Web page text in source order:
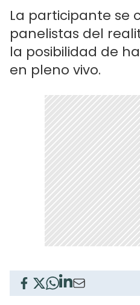
La participante se
panelistas del
la posibilidad de
en pleno vivo.